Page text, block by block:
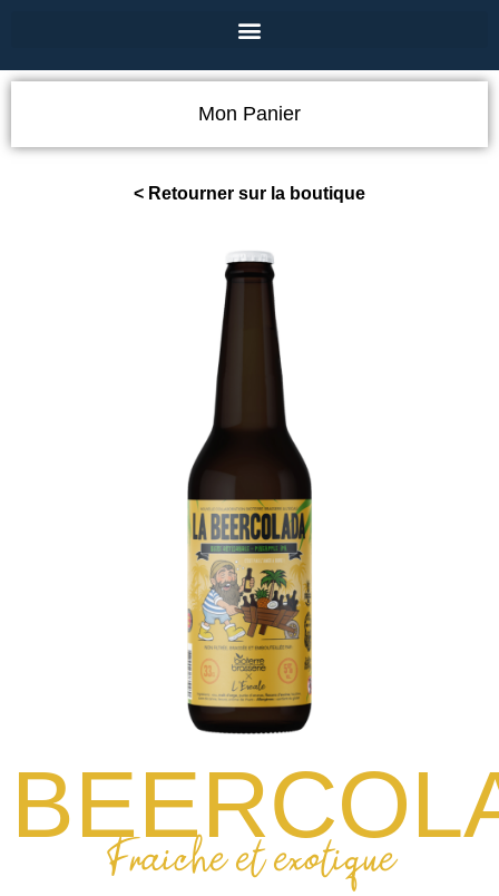
Mon Panier
< Retourner sur la boutique
Fraiche et exotique